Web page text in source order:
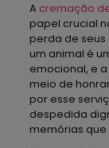
A cremação
papel crucial
perda de seus
um animal é
emocional, e
meio de
por esse
despedida
memórias